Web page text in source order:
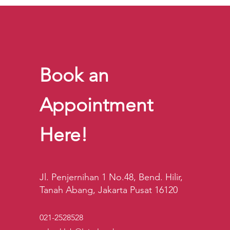
Book an
Appointment
Here!
Jl. Penjernihan 1 No.48, Bend. Hilir,
Tanah Abang, Jakarta Pusat 16120
021-2528528